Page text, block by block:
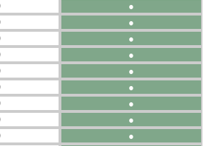
●
●
●
●
●
●
●
●
●